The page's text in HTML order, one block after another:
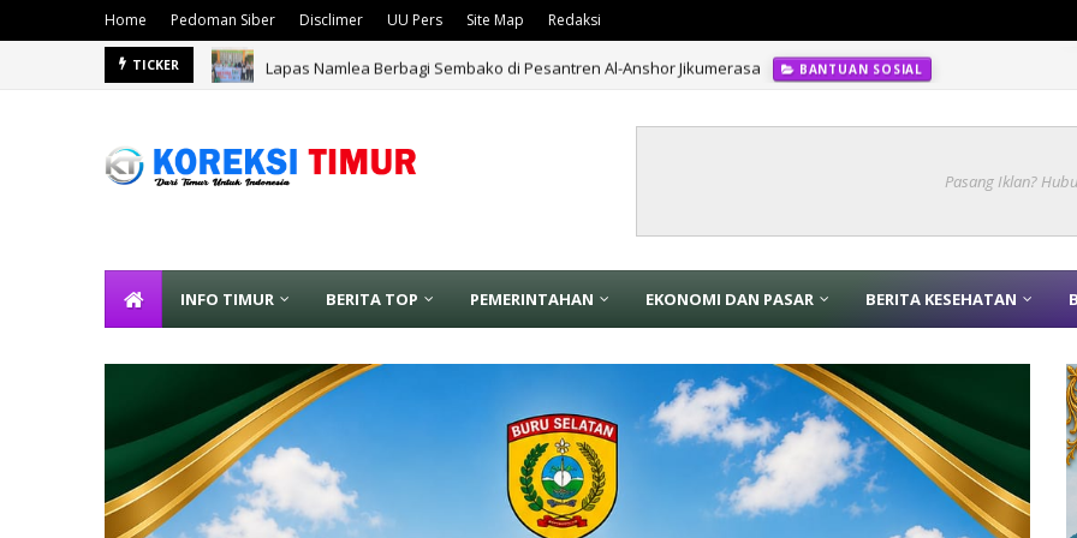
Home Pedoman Siber Disclimer UU Pers Site Map Redaksi
TICKER Lapas Namlea Berbagi Sembako di Pesantren Al-Anshor Jikumerasa BANTUAN SOSIAL
Pasang Iklan?
INFO TIMUR BERITA TOP PEMERINTAHAN EKONOMI DAN PASAR BERITA KESEHATAN